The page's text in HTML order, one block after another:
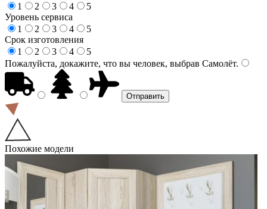
1
2 3 4
5
Уровень сервиса
1
2 3 4
5
Срок изготовления
1
2 3 4
5
Пожалуйста, докажите, что вы человек, выбрав Самолёт.
Похожие модели